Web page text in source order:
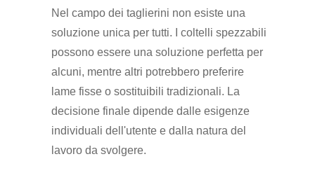
Nel campo dei taglierini non esiste una
soluzione unica per tutti. I coltelli spezzabili
possono essere una soluzione perfetta per
alcuni, mentre altri potrebbero preferire
lame fisse o sostituibili tradizionali. La
decisione finale dipende dalle esigenze
individuali dell'utente e dalla natura del
lavoro da svolgere.